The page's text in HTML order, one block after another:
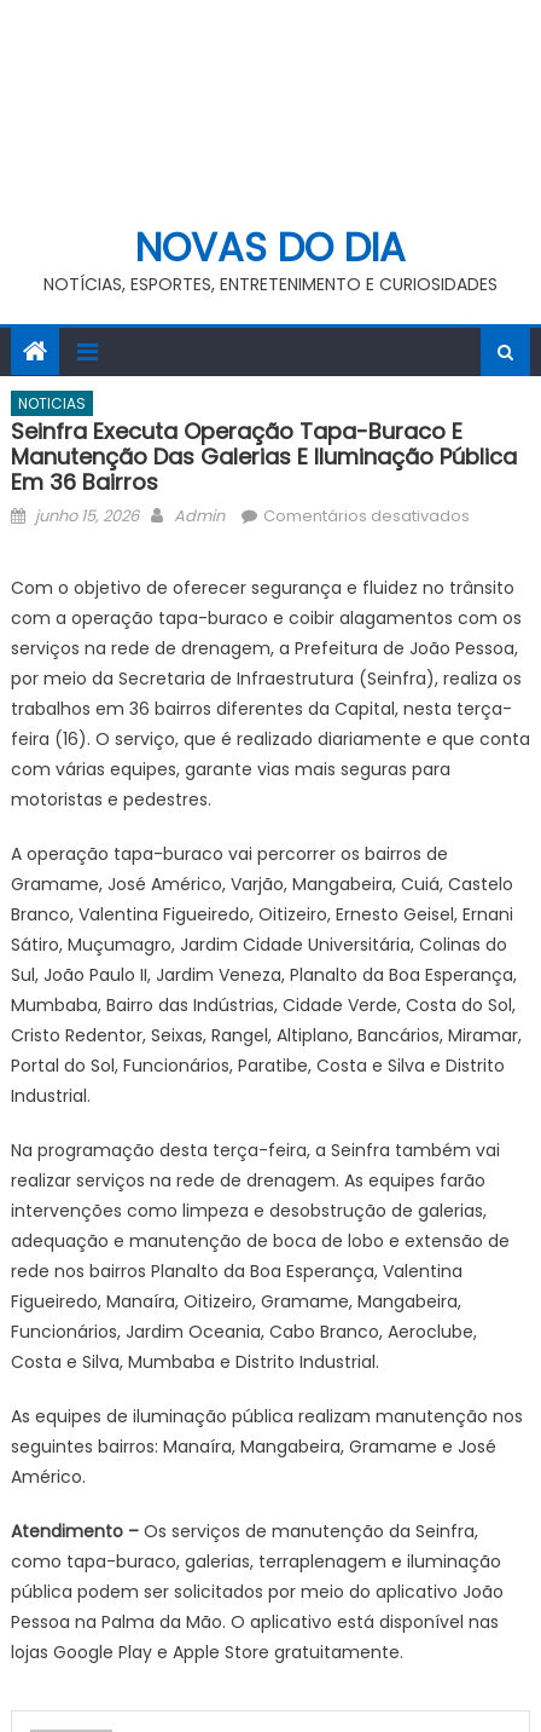
NOVAS DO DIA
NOTÍCIAS, ESPORTES, ENTRETENIMENTO E CURIOSIDADES
NOTICIAS
Seinfra Executa Operação Tapa-Buraco E
Manutenção Das Galerias E Iluminação Pública
Em 36 Bairros
Posted
junho 15, 2026 Author
Admin Comentários desativadosem
tapa-
buraco
e
das
em
36
Com o objetivo de oferecer segurança e fluidez no trânsito
com a operação tapa-buraco e coibir alagamentos com os
serviços na rede de drenagem, a Prefeitura de João Pessoa,
por meio da Secretaria de Infraestrutura (Seinfra), realiza os
trabalhos em 36 bairros diferentes da Capital, nesta terça-
feira (16). O serviço, que é realizado diariamente e que conta
com várias equipes, garante vias mais seguras para
motoristas e pedestres.
A operação tapa-buraco vai percorrer os bairros de
Gramame, José Américo, Varjão, Mangabeira, Cuiá, Castelo
Branco, Valentina Figueiredo, Oitizeiro, Ernesto Geisel, Ernani
Sátiro, Muçumagro, Jardim Cidade Universitária, Colinas do
Sul, João Paulo II, Jardim Veneza, Planalto da Boa Esperança,
Mumbaba, Bairro das Indústrias, Cidade Verde, Costa do Sol,
Cristo Redentor, Seixas, Rangel, Altiplano, Bancários, Miramar,
Portal do Sol, Funcionários, Paratibe, Costa e Silva e Distrito
Industrial.
Na programação desta terça-feira, a Seinfra também vai
realizar serviços na rede de drenagem. As equipes farão
intervenções como limpeza e desobstrução de galerias,
adequação e manutenção de boca de lobo e extensão de
rede nos bairros Planalto da Boa Esperança, Valentina
Figueiredo, Manaíra, Oitizeiro, Gramame, Mangabeira,
Funcionários, Jardim Oceania, Cabo Branco, Aeroclube,
Costa e Silva, Mumbaba e Distrito Industrial.
As equipes de iluminação pública realizam manutenção nos
seguintes bairros: Manaíra, Mangabeira, Gramame e José
Américo.
Atendimento – Os serviços de manutenção da Seinfra,
como tapa-buraco, galerias, terraplenagem e iluminação
pública podem ser solicitados por meio do aplicativo João
Pessoa na Palma da Mão. O aplicativo está disponível nas
lojas Google Play e Apple Store gratuitamente.